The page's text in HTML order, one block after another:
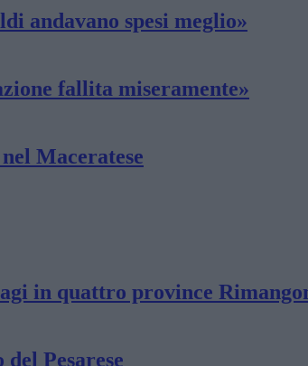
andavano spesi meglio»
fallita miseramente»
Maceratese
in quattro province
Pesarese